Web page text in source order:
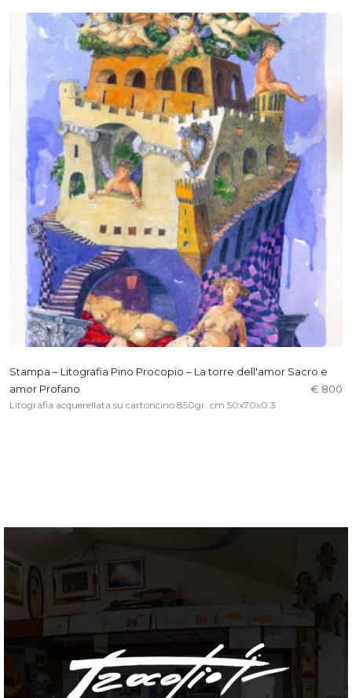
Stampa – Litografia Pino Procopio – La torre dell'amor Sacro e
amor Profano
€ 800
Litografia acquerellata su cartoncino 850gr. cm 50x70x0.3